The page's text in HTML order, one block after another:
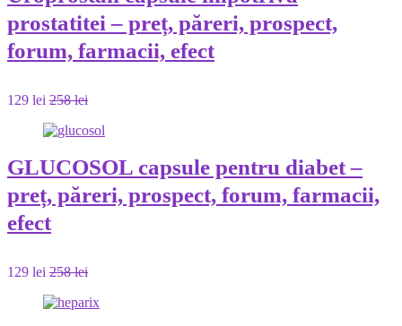
prostatitei – preț, păreri, prospect,
forum, farmacii, efect
129 lei 258 lei
GLUCOSOL capsule pentru diabet –
preț, păreri, prospect, forum, farmacii,
efect
129 lei 258 lei